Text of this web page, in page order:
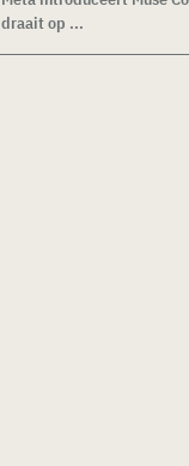
draait op ...